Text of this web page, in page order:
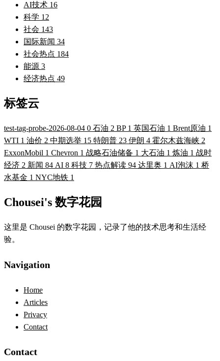
AI技术 16
科学 12
社会 143
国际新闻 34
社会热点 184
能源 3
经济热点 49
标签云
test-tag-probe-2026-08-04 0 石油 2 BP 1 英国石油 1 Brent原油 1
WTI 1 油价 2 中期选举 15 特朗普 23 伊朗 4 霍尔木兹海峡 2
ExxonMobil 1 Chevron 1 战略石油储备 1 大石油 1 炼油 1 战时
经济 2 新闻 84 AI 8 科技 7 热点解读 94 达里奥 1 AI泡沫 1 桥
水基金 1 NYC地铁 1
Chousei's 数字花园
这里是 Chousei 的数字花园，记录了他的技术思考和生活经
验。
Navigation
Home
Articles
Privacy
Contact
Contact